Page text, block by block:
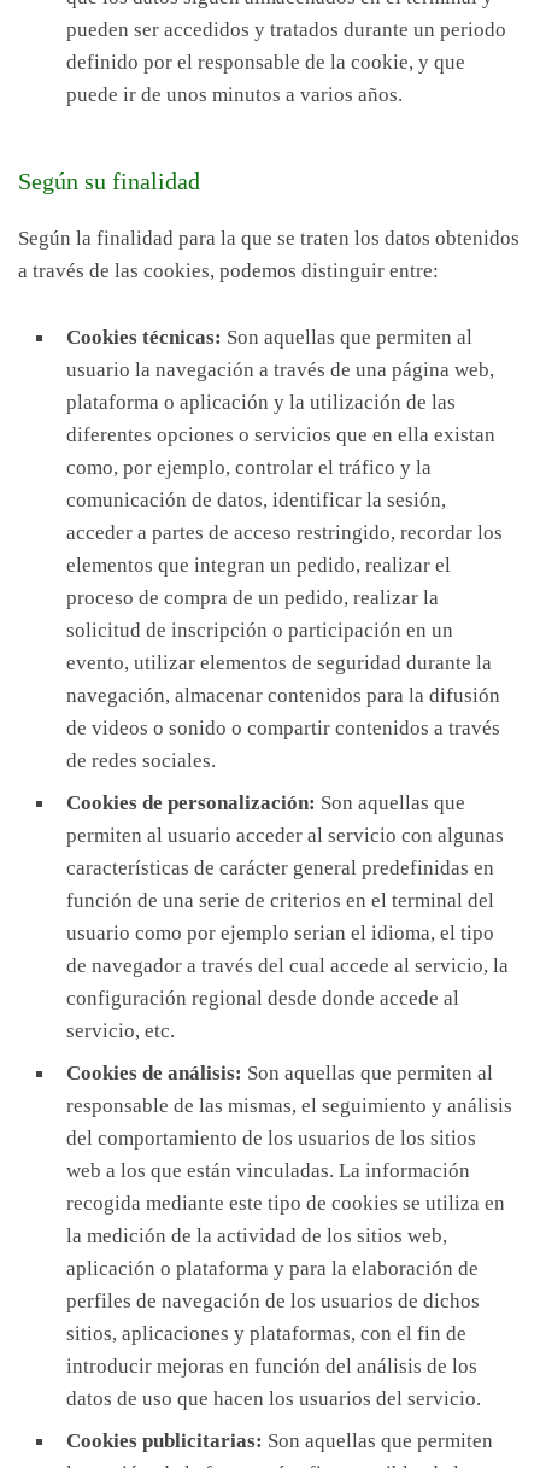
pueden ser accedidos y tratados durante un periodo
definido por el responsable de la cookie, y que
puede ir de unos minutos a varios años.
Según su finalidad
Según la finalidad para la que se traten los datos obtenidos
a través de las cookies, podemos distinguir entre:
Cookies técnicas: Son aquellas que permiten al
usuario la navegación a través de una página web,
plataforma o aplicación y la utilización de las
diferentes opciones o servicios que en ella existan
como, por ejemplo, controlar el tráfico y la
comunicación de datos, identificar la sesión,
acceder a partes de acceso restringido, recordar los
elementos que integran un pedido, realizar el
proceso de compra de un pedido, realizar la
solicitud de inscripción o participación en un
evento, utilizar elementos de seguridad durante la
navegación, almacenar contenidos para la difusión
de videos o sonido o compartir contenidos a través
de redes sociales.
Cookies de personalización: Son aquellas que
permiten al usuario acceder al servicio con algunas
características de carácter general predefinidas en
función de una serie de criterios en el terminal del
usuario como por ejemplo serian el idioma, el tipo
de navegador a través del cual accede al servicio, la
configuración regional desde donde accede al
servicio, etc.
Cookies de análisis: Son aquellas que permiten al
responsable de las mismas, el seguimiento y análisis
del comportamiento de los usuarios de los sitios
web a los que están vinculadas. La información
recogida mediante este tipo de cookies se utiliza en
la medición de la actividad de los sitios web,
aplicación o plataforma y para la elaboración de
perfiles de navegación de los usuarios de dichos
sitios, aplicaciones y plataformas, con el fin de
introducir mejoras en función del análisis de los
datos de uso que hacen los usuarios del servicio.
Cookies publicitarias: Son aquellas que permiten